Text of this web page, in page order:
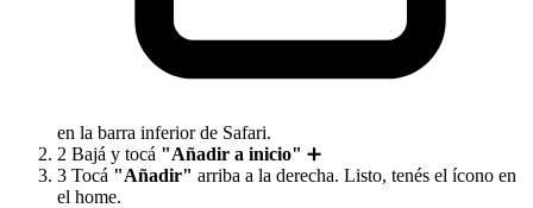
en la barra inferior de Safari.
2 Bajá y tocá "Añadir a inicio" ➕
3 Tocá "Añadir" arriba a la derecha. Listo, tenés el ícono en
el home.